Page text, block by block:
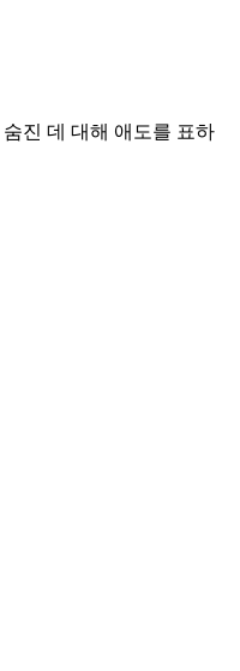
진 데 대해 애도를 표하